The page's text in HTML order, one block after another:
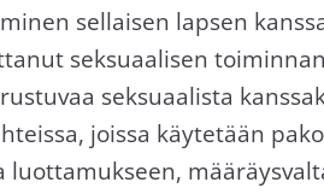
sellaisen lapsen
seksuaalisen
seksuaalista
joissa käytetään